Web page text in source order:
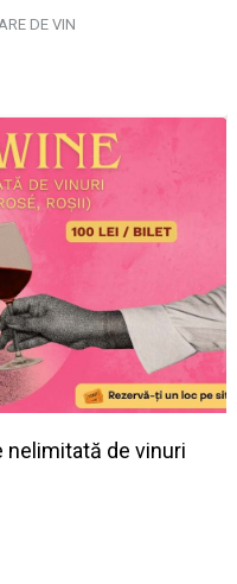
DE VIN
nelimitată de vinuri